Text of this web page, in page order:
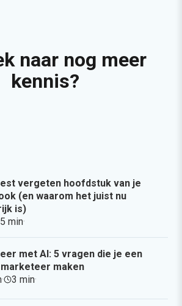
naar nog meer
kennis?
vergeten hoofdstuk van je
(en waarom het juist nu
is)
5 min·
met AI: 5 vragen die je een
maken
· 3 min·